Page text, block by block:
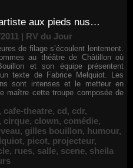
aux pieds nus…
| RV du Jour
de filage s’écoulent lentement.
au théâtre de Châtillon où
et son équipe présentent
texte de Fabrice Melquiot. Les
sont intenses et le metteur en
maître cette troupe composée de
, cafe-theatre, cd, cdr,
, cirque, clown, comédie,
, gilles bouillon, humour,
, picot, projecteur,
, rues, salle, scene, sheila